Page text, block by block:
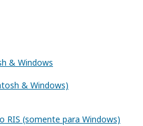
& Windows
& Windows)
RIS (somente para Windows)